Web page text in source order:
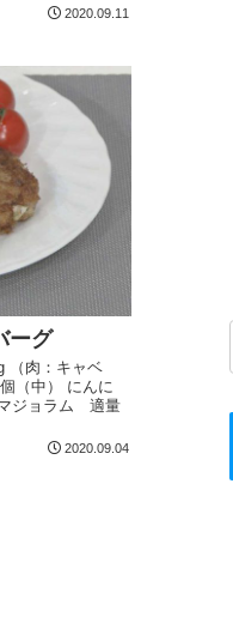
2020.09.11
ーグ
肉：キャベ
中） にんに
ジョラム 適量
2020.09.04